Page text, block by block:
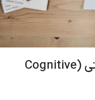
1. استفاده از سوگیری شناختی (Cognitive